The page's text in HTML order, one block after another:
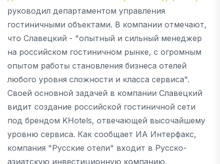
руководил департаментом управления
гостиничными объектами. В компании отмечают,
что Славецкий - "опытный и сильный менеджер
на российском гостиничном рынке, с огромным
опытом работы становления бизнеса отелей
любого уровня сложности и класса сервиса".
Своей основной задачей в компании Славецкий
видит создание российской гостиничной сети
под брендом KHotels, отвечающей высочайшему
уровню сервиса. Как сообщает ИА Интерфакс,
компания "Русские отели" входит в Русско-
азиатскую инвестиционную компанию,